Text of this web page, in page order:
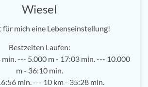
Wiesel
für mich eine Lebenseinstellung!
Bestzeiten Laufen:
min. --- 5.000 m - 17:03 min. --- 10.000
m - 36:10 min.
min. --- 10 km - 35:28 min.